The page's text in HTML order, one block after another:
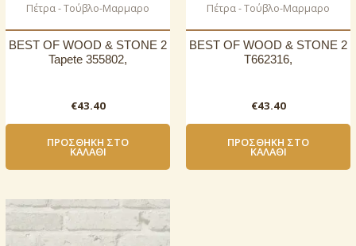
Πέτρα - Τούβλο-Μαρμαρο
BEST OF WOOD & STONE 2
Tapete 355802,
€43.40
ΠΡΟΣΘΉΚΗ ΣΤΟ
ΚΑΛΆΘΙ
Πέτρα - Τούβλο-Μαρμαρο
BEST OF WOOD & STONE 2
T662316,
€43.40
ΠΡΟΣΘΉΚΗ ΣΤΟ
ΚΑΛΆΘΙ